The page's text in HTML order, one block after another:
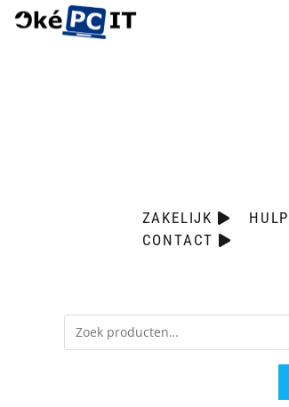
ZAKELIJK HULP
CONTACT